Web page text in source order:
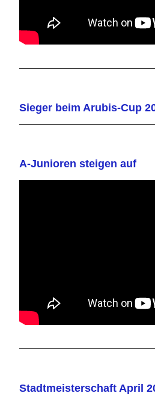
Sieger beim Arubis-Cup
A-Junioren steigen auf
Stadtmeisterschaft April